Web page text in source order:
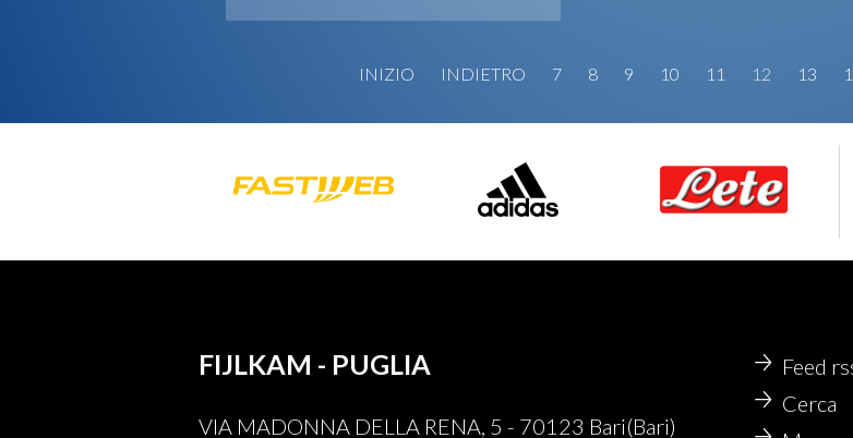
INIZIO INDIETRO 7 8 9 10 11 12 13
FIJLKAM - PUGLIA
VIA MADONNA DELLA RENA, 5 - 70123 Bari(Bari)
Feed
Cerca